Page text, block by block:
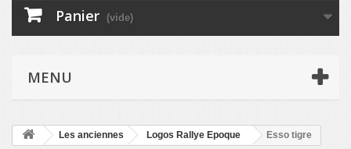
Panier (vide)
MENU
Les anciennes Logos Rallye Epoque Esso tigre